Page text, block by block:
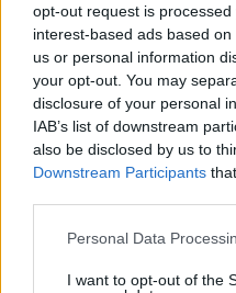
opt-out request is
interest-based ads based
us or personal information
your opt-out. You may
disclosure of your personal
IAB’s list of downstream
also be disclosed by us to
Downstream Participants
Please note that this
not limited to your visit or
Personal Data
I want to opt-out of the
Στη ΓΑΔΑ κρατείται η
για την επίθεση στη
φωτογραφίες
06.08.2026, 23:17